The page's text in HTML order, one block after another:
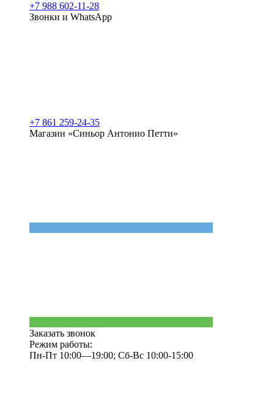
+7 988 602-11-28
Звонки и WhatsApp
+7 861 259-24-35
Магазин «Синьор Антонио Петти»
Заказать звонок
Режим работы:
Пн-Пт 10:00—19:00; Сб-Вс 10:00-15:00